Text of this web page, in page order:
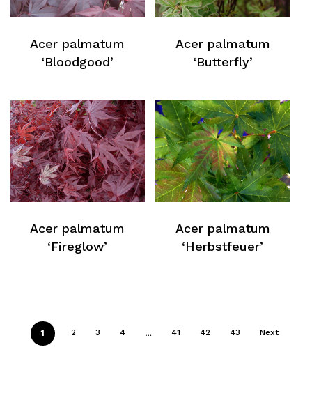
Torna Alla Lista Web
Acer palmatum
‘Bloodgood’
Acer palmatum
‘Butterfly’
Acer palmatum
‘Fireglow’
Acer palmatum
‘Herbstfeuer’
1 2 3 4 … 41 42 43 Next